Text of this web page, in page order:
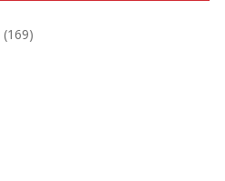
(169)